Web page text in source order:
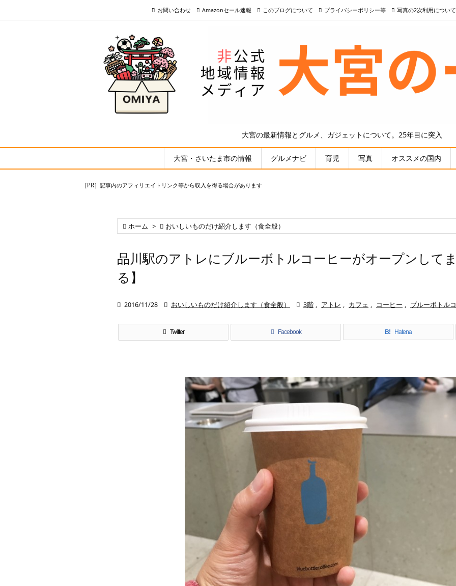
大宮の最新情報とグルメ、ガジェットについて。25年目に突入
大宮・さいたま市の情報 グルメナビ 育児 写真 オススメの国内
お問い合わせ Amazonセール速報 このブログについて プライバシーポリシー等 写真の2次利用について
［PR］記事内のアフィリエイトリンク等から収入を得る場合があります
 ホーム >  おいしいものだけ紹介します（食全般）
品川駅のアトレにブルーボトルコーヒーがオープンして
る】
 2016/11/28  おいしいものだけ紹介します（食全般）  3階 , アトレ , カフェ , コーヒー , ブルーボトル
Twitter Facebook B! Hatena